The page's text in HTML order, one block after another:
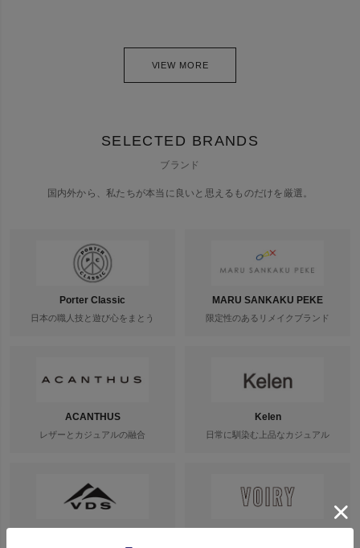
VIEW MORE
SELECTED BRANDS
ブランド
国内外から、私たちが本当に良いと思えるものだけを厳選。
Porter Classic
日本の職人技と遊び心をまとう
MARU SANKAKU PEKE
限定性のあるリメイクブランド
ACANTHUS
レザーとカジュアルの融合
Kelen
日常に馴染む上品なカジュアル